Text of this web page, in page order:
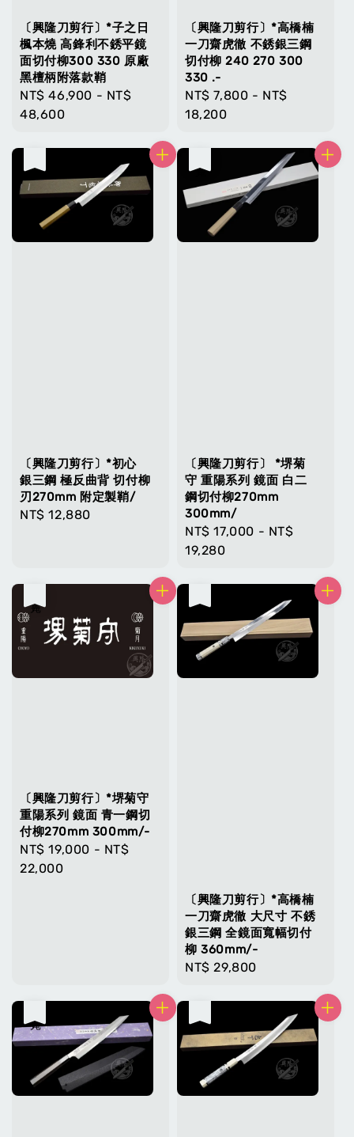
〔興隆刀剪行〕*子之日
楓本燒 高鋒利不銹平鏡
面切付柳300 330 原廠
黑檀柄附落款鞘
Regular
price
NT$ 46,900 - NT$
48,600
〔興隆刀剪行〕*高橋楠
一刀齋虎徹 不銹銀三鋼
切付柳 240 270 300
330 .-
Regular
price
NT$ 7,800 - NT$
18,200
〔興隆刀剪行〕*初心
銀三鋼 極反曲背 切付柳
刃270mm 附定製鞘/
Regular
NT$ 12,880
〔興隆刀剪行〕 *堺菊
守 重陽系列 鏡面 白二
鋼切付柳270mm
300mm/
Regular
price
NT$ 17,000 - NT$
19,280
〔興隆刀剪行〕*堺菊守
重陽系列 鏡面 青一鋼切
付柳270mm 300mm/-
Regular
price
NT$ 19,000 - NT$
22,000
〔興隆刀剪行〕*高橋楠
一刀齋虎徹 大尺寸 不銹
銀三鋼 全鏡面寬幅切付
柳 360mm/-
Regular
NT$ 29,800